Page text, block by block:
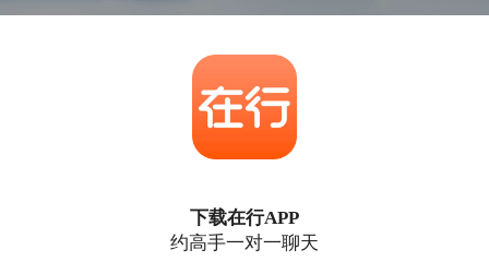
下载在行APP
约高手一对一聊天